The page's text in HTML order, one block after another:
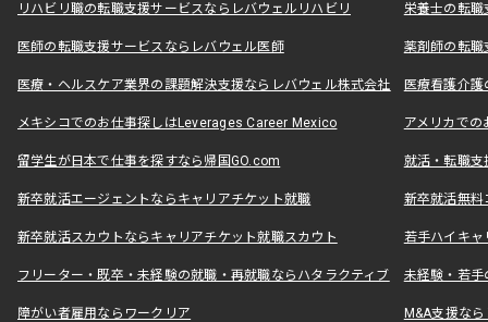
リハビリ職の転職支援サービスならレバウェルリハビリ 栄養士の転
医師の転職支援サービスならレバウェル医師 薬剤師の転
医療・ヘルスケア業界の課題解決支援ならレバウェル株式会社 医療看護介
メキシコでのお仕事探しはLeverages Career Mexico アメリカで
留学生が日本で仕事を探すなら帰国GO.com 就活・転職
新卒就活エージェントならキャリアチケット就職 新卒就活無料
新卒就活スカウトならキャリアチケット就職スカウト 若手ハイキ
フリーター・既卒・未経験の就職・再就職ならハタラクティブ 未経験・若手
障がい者雇用ならワークリア M&A支援な